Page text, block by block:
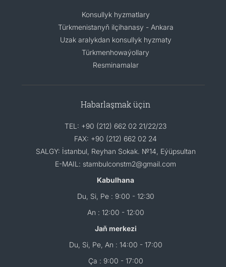
Konsullyk hyzmatlary
Türkmenistanyň ilçihanasy - Ankara
Uzak aralykdan konsullyk hyzmaty
Türkmenhowaýollary
Resminamalar
Habarlaşmak üçin
TEL: +90 (212) 662 02 21/22/23
FAX: +90 (212) 662 02 24
SALGY: İstanbul, Reyhan Sokak. №14, Eýüpsultan
E-MAIL: stambulconstm2@gmail.com
Kabulhana
Du, Si, Pe : 9:00 - 12:30
An : 12:00 - 12:00
Jaň merkezi
Du, Si, Pe, An : 14:00 - 17:00
Ça : 9:00 - 17:00